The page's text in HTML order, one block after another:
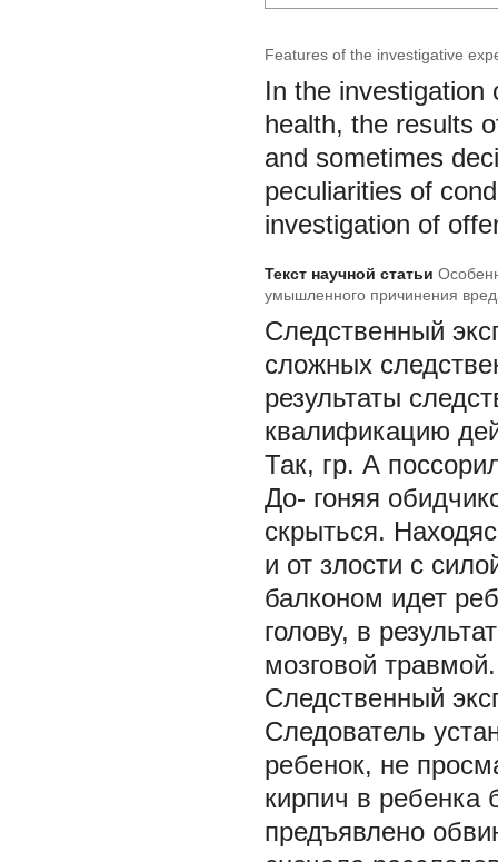
Features of the investigative
In the investigation
health, the results
and sometimes
peculiarities of
investigation of
Текст научной статьи
умышленного причинения
Следственный
сложных
результаты
квалификацию
Так, гр. А
До- гоняя
скрыться.
и от злости с
балконом идет
голову, в
мозговой травмой.
Следственный
Следователь
ребенок, не
кирпич в ребенка
предъявлено